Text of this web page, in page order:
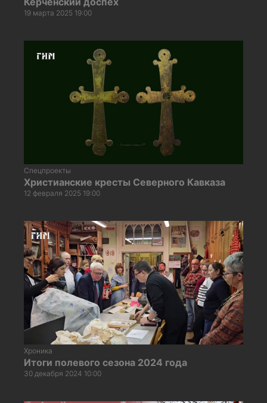
19 марта 2025 19:00
Спецпроекты
Христианские кресты Северного Кавказа
12 февраля 2025 19:00
Хроника
Итоги полевого сезона 2024 года
30 декабря 2024 10:00